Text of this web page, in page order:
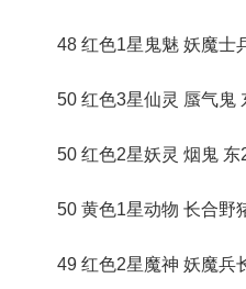
48 红色1星鬼魅 妖魔士
50 红色3星仙灵 蜃气鬼
50 红色2星妖灵 烟鬼 东
50 黄色1星动物 长合野
49 红色2星魔神 妖魔兵